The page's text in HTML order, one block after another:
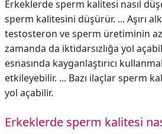
Erkeklerde sperm kalitesi nasıl
sperm kalitesini düşürür. ... Aşırı
testosteron ve sperm üretiminin
zamanda da iktidarsızlığa yol
esnasında kayganlaştırıcı
etkileyebilir. ... Bazı ilaçlar sperm
yol açabilir.
Erkeklerde sperm kalitesi